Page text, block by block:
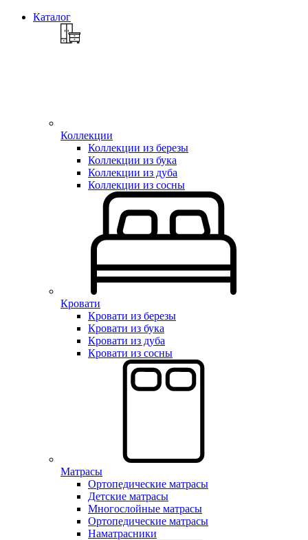
Каталог
Коллекции
Коллекции из березы
Коллекции из бука
Коллекции из дуба
Коллекции из сосны
Кровати
Кровати из березы
Кровати из бука
Кровати из дуба
Кровати из сосны
Матрасы
Ортопедические матрасы
Детские матрасы
Многослойные матрасы
Ортопедические матрасы
Наматрасники